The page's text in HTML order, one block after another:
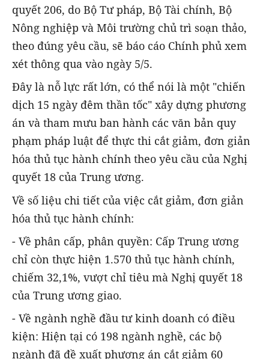
quyết 206, do Bộ Tư pháp, Bộ Tài chính, Bộ
Nông nghiệp và Môi trường chủ trì soạn thảo,
theo đúng yêu cầu, sẽ báo cáo Chính phủ xem
xét thông qua vào ngày 5/5.
Đây là nỗ lực rất lớn, có thể nói là một "chiến
dịch 15 ngày đêm thần tốc" xây dựng phương
án và tham mưu ban hành các văn bản quy
phạm pháp luật để thực thi cắt giảm, đơn giản
hóa thủ tục hành chính theo yêu cầu của Nghị
quyết 18 của Trung ương.
Về số liệu chi tiết của việc cắt giảm, đơn giản
hóa thủ tục hành chính:
- Về phân cấp, phân quyền: Cấp Trung ương
chỉ còn thực hiện 1.570 thủ tục hành chính,
chiếm 32,1%, vượt chỉ tiêu mà Nghị quyết 18
của Trung ương giao.
- Về ngành nghề đầu tư kinh doanh có điều
kiện: Hiện tại có 198 ngành nghề, các bộ
ngành đã đề xuất phương án cắt giảm 60